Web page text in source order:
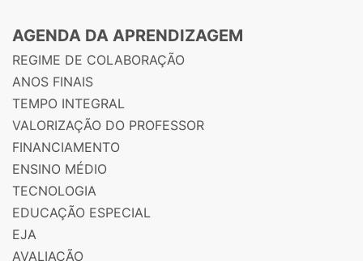
AGENDA DA APRENDIZAGEM
REGIME DE COLABORAÇÃO
ANOS FINAIS
TEMPO INTEGRAL
VALORIZAÇÃO DO PROFESSOR
FINANCIAMENTO
ENSINO MÉDIO
TECNOLOGIA
EDUCAÇÃO ESPECIAL
EJA
AVALIAÇÃO